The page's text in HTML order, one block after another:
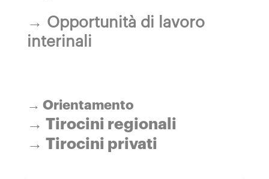
→ Opportunità di lavoro
interinali
→ Orientamento
→ Tirocini regionali
→ Tirocini privati